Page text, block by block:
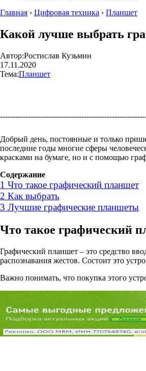
Главная › Цифровая техника › Планшет
Какой лучше выбрать
Автор:Ростислав Кузьмин
17.11.2020
Тема:Планшет
Добрый день, постоянные и только
последние годы многие сферы
красками на бумаге, но и с помощью
Содержание
1 Что такое графический планшет
2 Как выбрать
3 Лучшие графические планшеты
Что такое графический
Графический планшет – это средство
распознавания жестов. Состоит это
Важно понимать, что покупка этого